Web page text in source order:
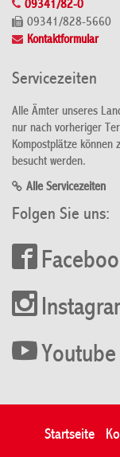
09341/82-0
09341/828-5660
Kontaktformular
Servicezeiten
Alle Ämter unseres
nur nach vorheriger
Kompostplätze können
besucht werden.
Alle Servicezeiten
Folgen Sie uns:
Youtube
Startseite